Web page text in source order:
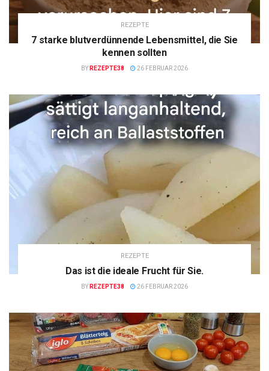
REZEPTE
7 starke blutverdünnende Lebensmittel, die Sie
kennen sollten
BY REZEPTE38 26 FEBRUAR 2026
REZEPTE
Das ist die ideale Frucht für Sie.
BY REZEPTE38 26 FEBRUAR 2026